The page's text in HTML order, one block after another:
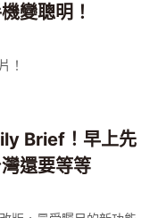
變聰明！
！
Brief！早上先
還要等等